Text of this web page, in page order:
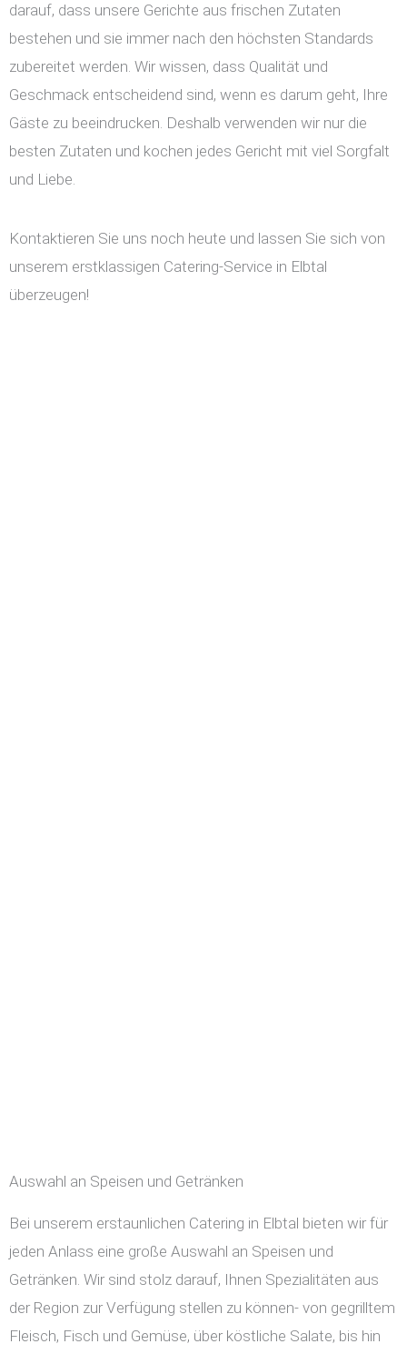
darauf, dass unsere Gerichte aus frischen Zutaten
bestehen und sie immer nach den höchsten Standards
zubereitet werden. Wir wissen, dass Qualität und
Geschmack entscheidend sind, wenn es darum geht, Ihre
Gäste zu beeindrucken. Deshalb verwenden wir nur die
besten Zutaten und kochen jedes Gericht mit viel Sorgfalt
und Liebe.
Kontaktieren Sie uns noch heute und lassen Sie sich von
unserem erstklassigen Catering-Service in Elbtal
überzeugen!
Auswahl an Speisen und Getränken
Bei unserem erstaunlichen Catering in Elbtal bieten wir für
jeden Anlass eine große Auswahl an Speisen und
Getränken. Wir sind stolz darauf, Ihnen Spezialitäten aus
der Region zur Verfügung stellen zu können- von gegrilltem
Fleisch, Fisch und Gemüse, über köstliche Salate, bis hin